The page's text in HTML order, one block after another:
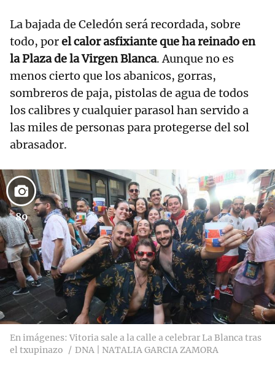
La bajada de Celedón será recordada, sobre
todo, porel calor asfixiante que ha reinado en
la Plaza de la Virgen Blanca. Aunque no es
menos cierto que los abanicos, gorras,
sombreros de paja, pistolas de agua de todos
los calibres y cualquier parasol han servido a
las miles de personas para protegerse del sol
abrasador.
89
En imágenes: Vitoria sale a la calle a celebrar La Blanca tras
el txupinazo
DNA | NATALIA GARCIA ZAMORA